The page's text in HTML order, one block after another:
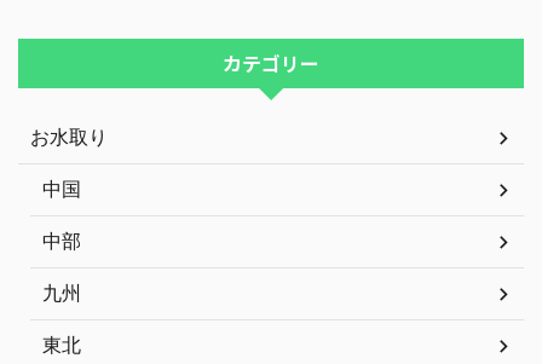
カテゴリー
お水取り
中国
中部
九州
東北